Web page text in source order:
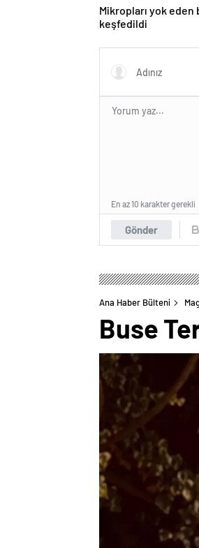
Mikropları yok eden
keşfedildi
Gönder
En az 10 karakter gerekli
Ana Haber Bülteni
Buse